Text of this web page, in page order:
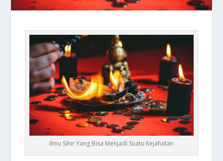
Ilmu Sihir Yang Bisa Menjadi Suatu Kejahatan